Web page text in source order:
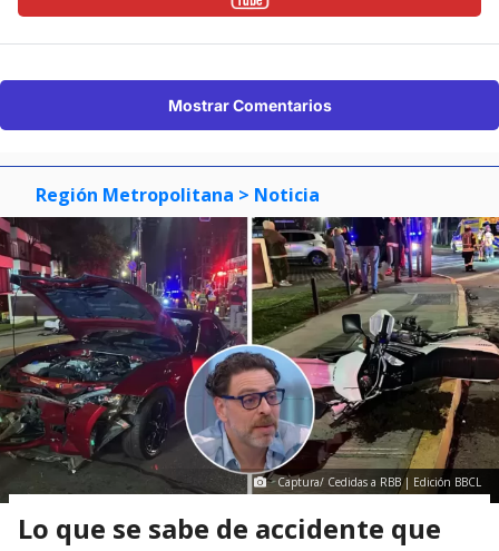
Mostrar Comentarios
Región Metropolitana > Noticia
Captura/ Cedidas a RBB | Edición BBCL
Lo que se sabe de accidente que